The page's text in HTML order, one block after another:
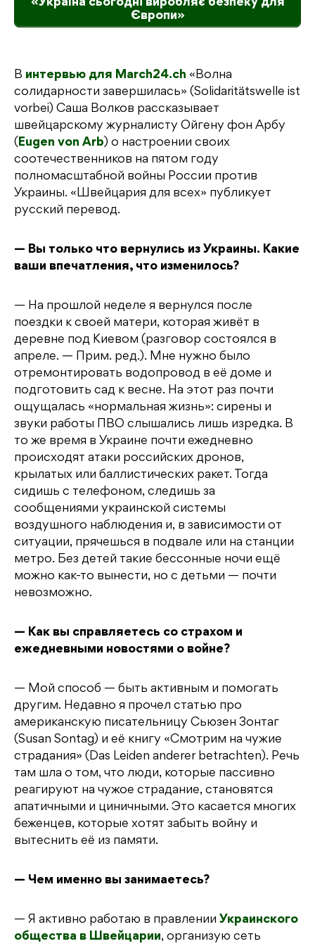
«Україна сьогодні виробляє безпеку для
Європи»
В интервью для March24.ch «Волна
солидарности завершилась» (Solidaritätswelle ist
vorbei) Саша Волков рассказывает
швейцарскому журналисту Ойгену фон Арбу
(Eugen von Arb) о настроении своих
соотечественников на пятом году
полномасштабной войны России против
Украины. «Швейцария для всех» публикует
русский перевод.
— Вы только что вернулись из Украины. Какие
ваши впечатления, что изменилось?
— На прошлой неделе я вернулся после
поездки к своей матери, которая живёт в
деревне под Киевом (разговор состоялся в
апреле. — Прим. ред.). Мне нужно было
отремонтировать водопровод в её доме и
подготовить сад к весне. На этот раз почти
ощущалась «нормальная жизнь»: сирены и
звуки работы ПВО слышались лишь изредка. В
то же время в Украине почти ежедневно
происходят атаки российских дронов,
крылатых или баллистических ракет. Тогда
сидишь с телефоном, следишь за
сообщениями украинской системы
воздушного наблюдения и, в зависимости от
ситуации, прячешься в подвале или на станции
метро. Без детей такие бессонные ночи ещё
можно как-то вынести, но с детьми — почти
невозможно.
— Как вы справляетесь со страхом и
ежедневными новостями о войне?
— Мой способ — быть активным и помогать
другим. Недавно я прочел статью про
американскую писательницу Сьюзен Зонтаг
(Susan Sontag) и её книгу «Смотрим на чужие
страдания» (Das Leiden anderer betrachten). Речь
там шла о том, что люди, которые пассивно
реагируют на чужое страдание, становятся
апатичными и циничными. Это касается многих
беженцев, которые хотят забыть войну и
вытеснить её из памяти.
— Чем именно вы занимаетесь?
— Я активно работаю в правлении Украинского
общества в Швейцарии, организую сеть